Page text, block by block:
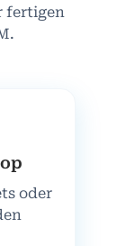
fertigen
oder